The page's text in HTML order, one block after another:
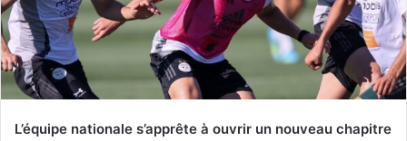
L’équipe nationale s’apprête à ouvrir un nouveau chapitre